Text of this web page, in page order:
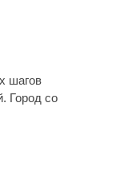
шагов
Город со